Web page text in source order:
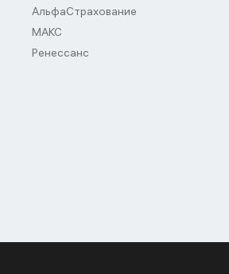
АльфаСтрахование
МАКС
Ренессанс